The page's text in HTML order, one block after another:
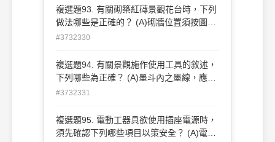
理，以增加舖面摩擦力(D)表面植石工法可
營造各式圖案，增益舖 面景觀視覺變化。
複選題93. 有關砌築紅磚景觀花台時，下列
做法哪些是正確的？ (A)砌牆位置須按圖先
彈畫線於地上，並逐皮繪於尺規(皮數桿)上
及雜物 (C)確認所有管線開孔及埋設物的位
置 (D)磚塊砌築時應保持絕對乾燥 。
#3732330
複選題94. 有關景觀施作使用工具的敘述，
下列哪些為正確？ (A)墨斗內之墨線，應使
用棉線 (B)測定水平可使用平板儀 (C)檢測
圍水平定位利用水準儀最為簡便 。
#3732331
複選題95. 電動工器具欲使用插座電源時，
須先確認下列哪些項目以策安全？ (A)電壓